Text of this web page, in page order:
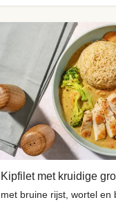
Kipfilet met kruidige
met bruine rijst, wortel en